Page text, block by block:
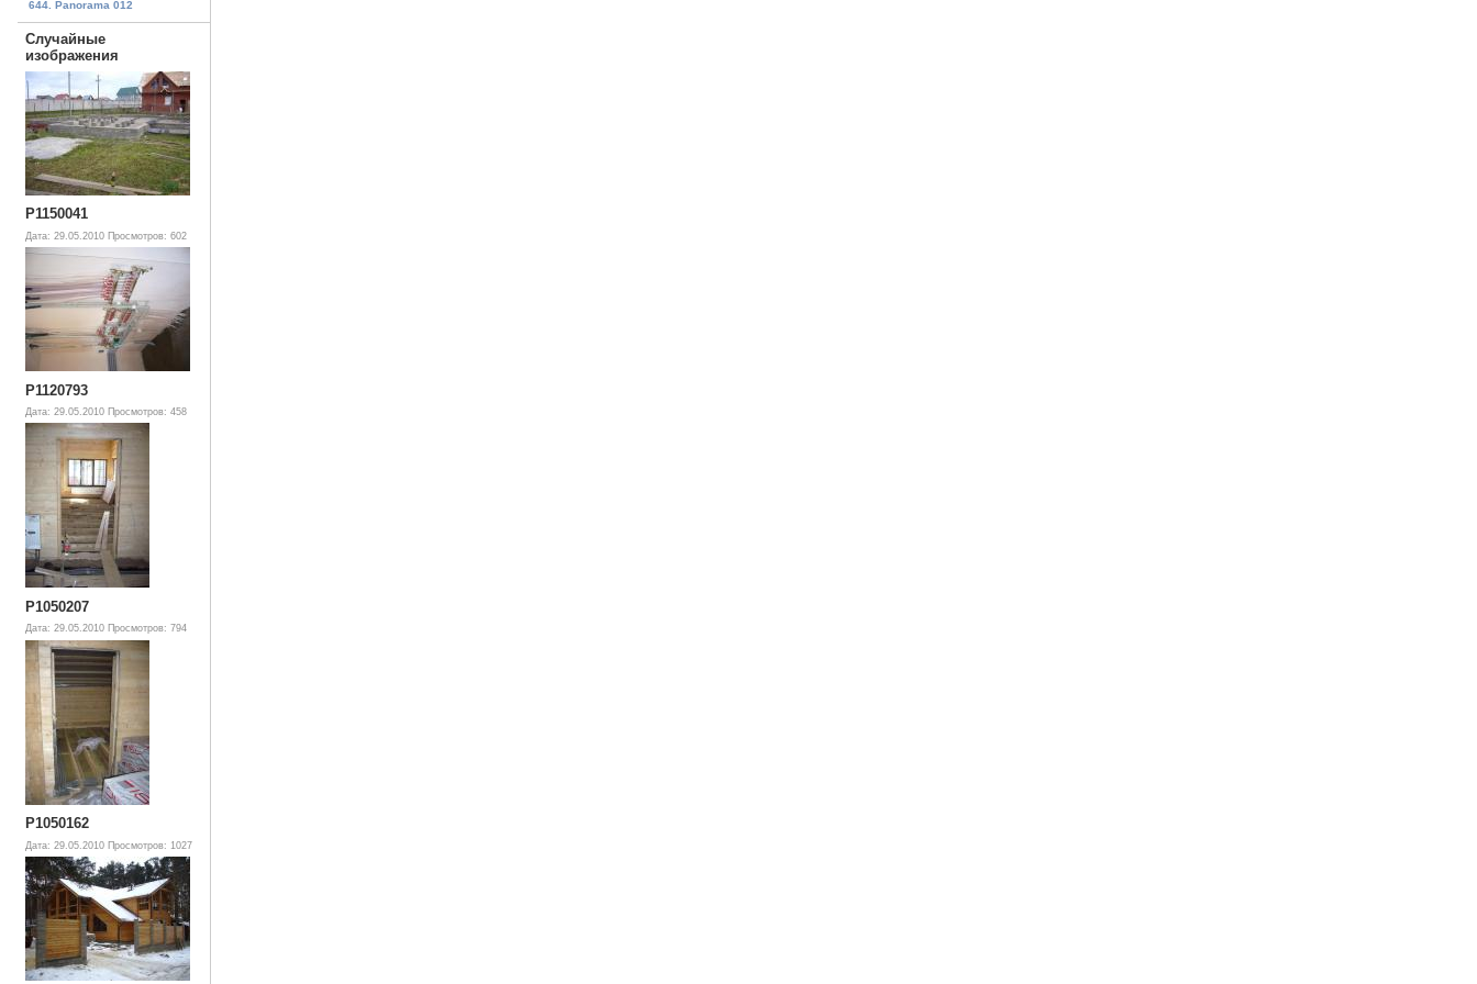
644. Panorama 012
Случайные
изображения
P1150041
Дата: 29.05.2010 Просмотров: 602
P1120793
Дата: 29.05.2010 Просмотров: 458
P1050207
Дата: 29.05.2010 Просмотров: 794
P1050162
Дата: 29.05.2010 Просмотров: 1027